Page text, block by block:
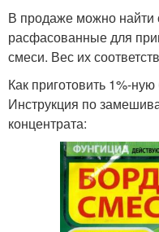
В продаже можно найти
расфасованные для
смеси. Вес их
Как приготовить 1%-
Инструкция по
концентрата: